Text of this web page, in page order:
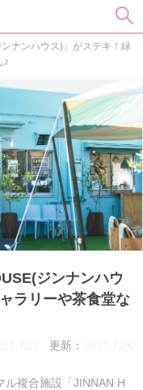
ナンハウス)」がステキ！緑
♪
ジンナンハウ
ラリーや茶食堂な
更新：2021.7.26
ル複合施設「JINNAN H